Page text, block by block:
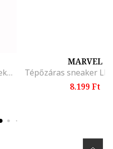
Tépőzáras hálós sneaker, Fekete/Mandarinszín/Vízzöld
MARVEL
8.199 Ft